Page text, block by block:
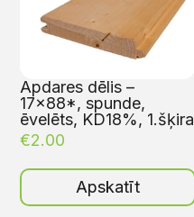
Apdares dēlis –
17×88*, spunde,
ēvelēts, KD18%, 1.šķira
€2.00
Apskatīt